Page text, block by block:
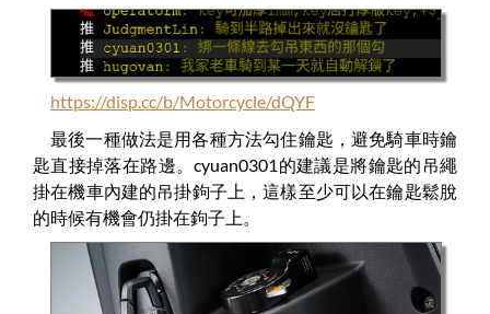
https://disp.cc/b/Motorcycle/dQYF
最後一種做法是用各種方法勾住鑰匙，避免騎車時鑰
匙直接掉落在路邊。cyuan0301的建議是將鑰匙的吊繩
掛在機車內建的吊掛鉤子上，這樣至少可以在鑰匙鬆脫
的時候有機會仍掛在鉤子上。